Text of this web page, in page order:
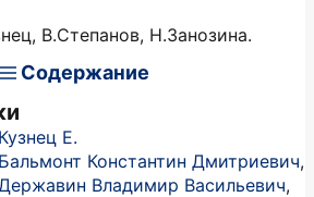
В.Степанов, Н.Занозина.
Содержание
Кузнец Е.
Бальмонт Константин Дмитриевич,
Владимир Васильевич,